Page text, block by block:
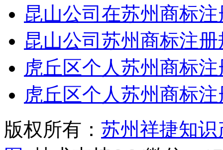
昆山公司在苏州商标
昆山公司苏州商标注
虎丘区个人苏州商标
虎丘区个人苏州商标
版权所有： 苏州祥捷知